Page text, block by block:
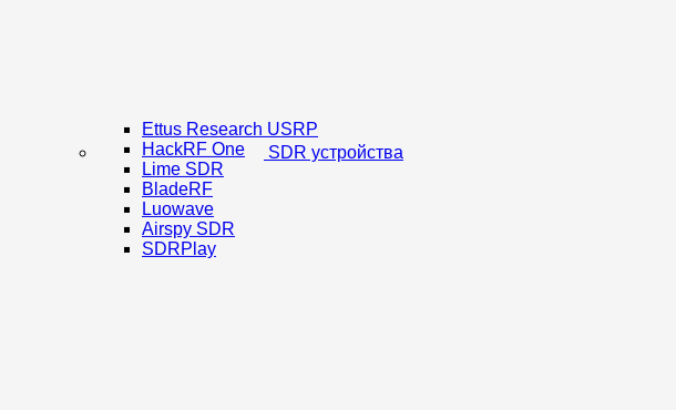
SDR устройства
Ettus Research USRP
HackRF One
Lime SDR
BladeRF
Luowave
Airspy SDR
SDRPlay